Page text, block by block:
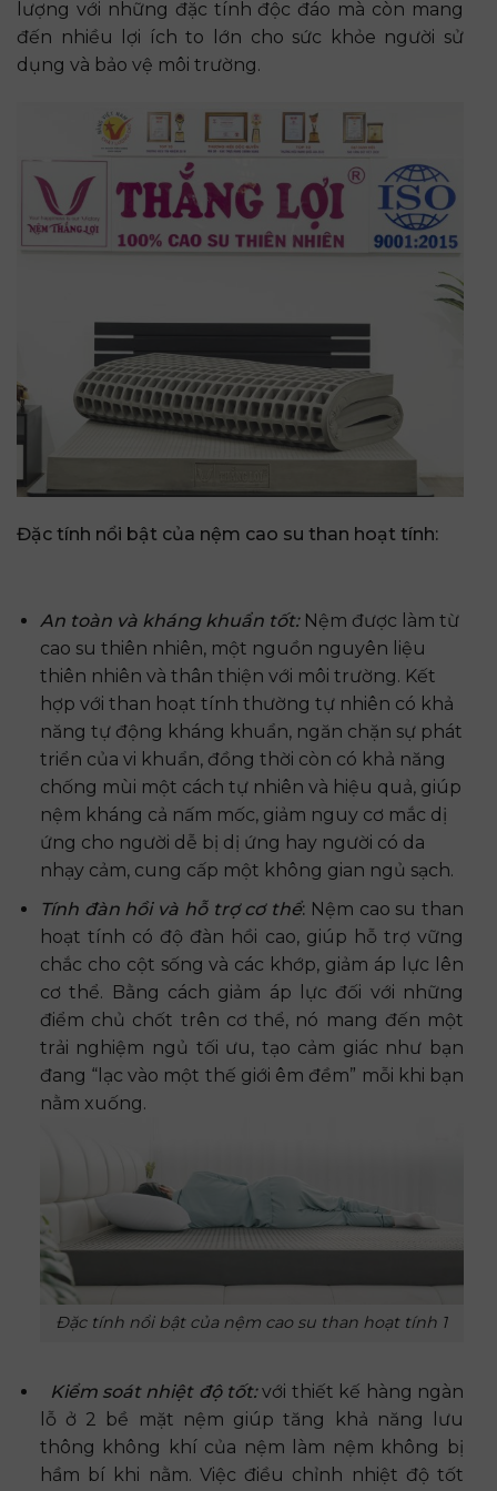
lượng với những đặc tính độc đáo mà còn mang
đến nhiều lợi ích to lớn cho sức khỏe người sử
dụng và bảo vệ môi trường.
Đặc tính nổi bật của nệm cao su than hoạt tính:
An toàn và kháng khuẩn tốt:Nệm được làm từ
cao su thiên nhiên, một nguồn nguyên liệu
thiên nhiên và thân thiện với môi trường. Kết
hợp với than hoạt tính thường tự nhiên có khả
năng tự động kháng khuẩn, ngăn chặn sự phát
triển của vi khuẩn, đồng thời còn có khả năng
chống mùi một cách tự nhiên và hiệu quả, giúp
nệm kháng cả nấm mốc, giảm nguy cơ mắc dị
ứng cho người dễ bị dị ứng hay người có da
nhạy cảm, cung cấp một không gian ngủ sạch.
Tính đàn hồi và hỗ trợ cơ thể: Nệm cao su than
hoạt tính có độ đàn hồi cao, giúp hỗ trợ vững
chắc cho cột sống và các khớp, giảm áp lực lên
cơ thể. Bằng cách giảm áp lực đối với những
điểm chủ chốt trên cơ thể, nó mang đến một
trải nghiệm ngủ tối ưu, tạo cảm giác như bạn
đang “lạc vào một thế giới êm đềm” mỗi khi bạn
nằm xuống.
Đặc tính nổi bật của nệm cao su than hoạt tính 1
Kiểm soát nhiệt độ tốt:với thiết kế hàng ngàn
lỗ ở 2 bề mặt nệm giúp tăng khả năng lưu
thông không khí của nệm làm nệm không bị
hầm bí khi nằm. Việc điều chỉnh nhiệt độ tốt